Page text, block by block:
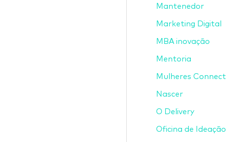
Mantenedor
Marketing Digital
MBA inovação
Mentoria
Mulheres Connect
Nascer
O Delivery
Oficina de Ideação